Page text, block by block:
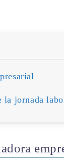
la jornada